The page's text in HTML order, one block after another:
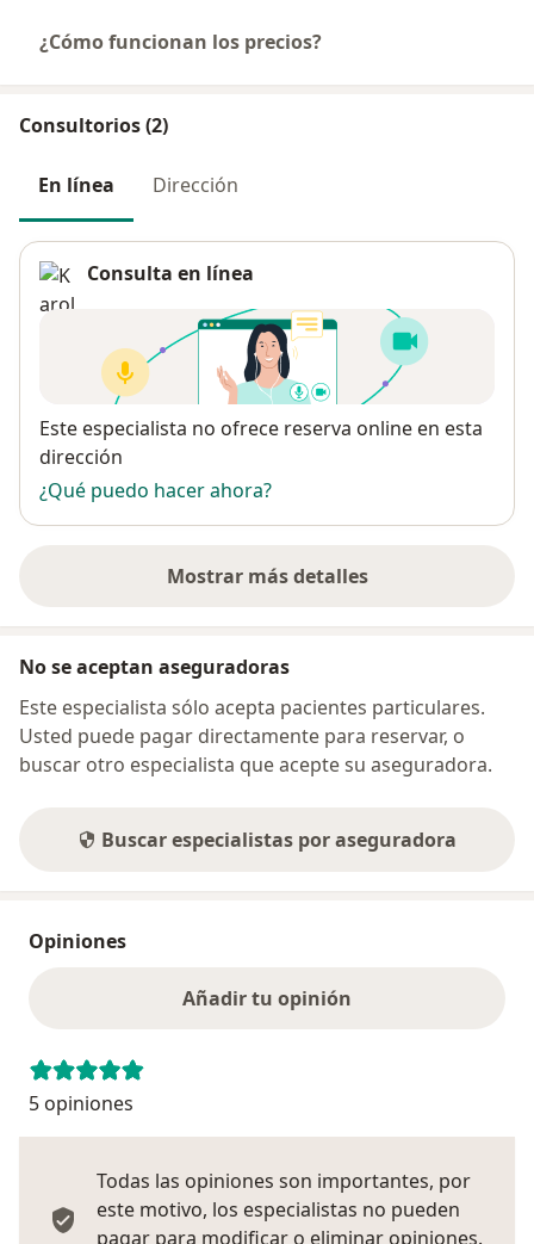
¿Cómo funcionan los precios?
Consultorios (2)
En línea Dirección
Consulta en línea
Disponibilidad
Este especialista no ofrece reserva online en esta
dirección
¿Qué puedo hacer ahora?
Mostrar más detalles
sobre la dirección
No se aceptan aseguradoras
Este especialista sólo acepta pacientes particulares.
Usted puede pagar directamente para reservar, o
buscar otro especialista que acepte su aseguradora.
Buscar especialistas por aseguradora
Opiniones
Añadir tu opinión
5 opiniones
Todas las opiniones son importantes, por
este motivo, los especialistas no pueden
pagar para modificar o eliminar opiniones.